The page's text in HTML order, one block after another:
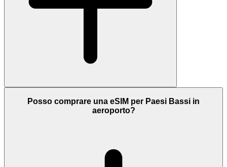
Posso comprare una eSIM per Paesi Bassi in
aeroporto?